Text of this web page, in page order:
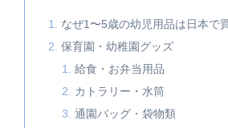
なぜ1〜5歳の幼児用品は日本で
保育園・幼稚園グッズ
給食・お弁当用品
カトラリー・水筒
通園バッグ・袋物類